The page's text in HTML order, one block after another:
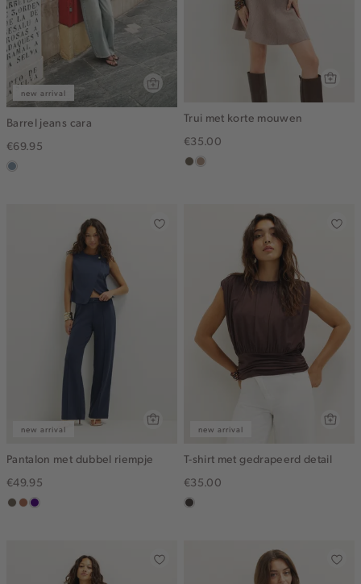
new arrival
Barrel jeans cara
€69.95
dusty
Trui met korte mouwen
€35.00
middenbruin
taupe,
new arrival
Pantalon met dubbel riempje
€49.95
middenbruin
terracotta
indigo
new arrival
T-shirt met gedrapeerd detail
€35.00
choco